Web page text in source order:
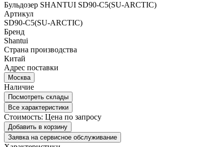
Бульдозер SHANTUI SD90-C5(SU-ARCTIC)
Артикул
SD90-C5(SU-ARCTIC)
Бренд
Shantui
Страна производства
Китай
Адрес поставки
Москва
Наличие
Посмотреть склады
Все характеристики
Стоимость: Цена по запросу
Добавить в корзину
Заявка на сервисное обслуживание